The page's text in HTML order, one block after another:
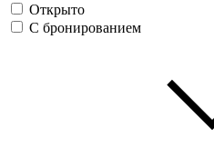
Открыто
С бронированием